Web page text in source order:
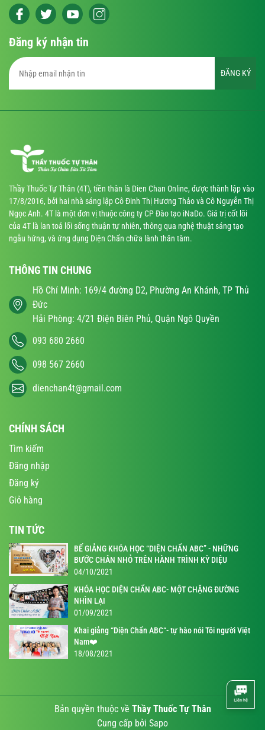
Đăng ký nhận tin
ĐĂNG KÝ
Thầy Thuốc Tự Thân (4T), tiền thân là Dien Chan Online, được thành lập vào
17/8/2016, bởi hai nhà sáng lập Cô Đinh Thị Hương Thảo và Cô Nguyễn Thị
Ngọc Anh. 4T là một đơn vị thuộc công ty CP Đào tạo iNaDo. Giá trị cốt lõi
của 4T là lan toả lối sống thuận tự nhiên, thông qua nghệ thuật sáng tạo
ngẫu hứng, và ứng dụng Diện Chẩn chữa lành thân tâm.
THÔNG TIN CHUNG
Hồ Chí Minh: 169/4 đường D2, Phường An Khánh, TP Thủ
Đức
Hải Phòng: 4/21 Điện Biên Phủ, Quận Ngô Quyền
093 680 2660
098 567 2660
dienchan4t@gmail.com
CHÍNH SÁCH
Tìm kiếm
Đăng nhập
Đăng ký
Giỏ hàng
TIN TỨC
BẾ GIẢNG KHÓA HỌC “DIỆN CHẨN ABC” - NHỮNG
BƯỚC CHÂN NHỎ TRÊN HÀNH TRÌNH KỲ DIỆU
04/10/2021
KHÓA HỌC DIỆN CHẨN ABC- MỘT CHẶNG ĐƯỜNG
NHÌN LẠI
01/09/2021
Khai giảng “Diện Chẩn ABC“- tự hào nói Tôi người Việt
Nam❤️
18/08/2021
Bản quyền thuộc về Thầy Thuốc Tự Thân
Cung cấp bởi Sapo